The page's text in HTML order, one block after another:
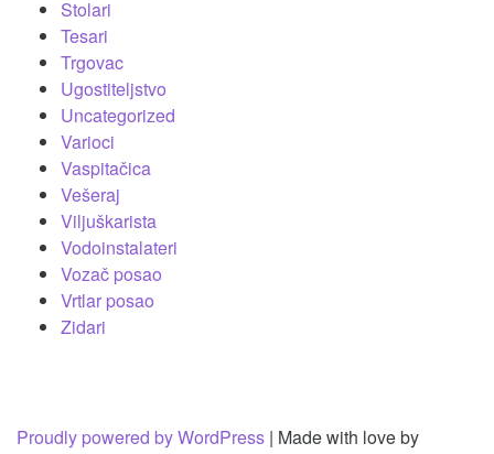
Stolari
Tesari
Trgovac
Ugostiteljstvo
Uncategorized
Varioci
Vaspitačica
Vešeraj
Viljuškarista
Vodoinstalateri
Vozač posao
Vrtlar posao
Zidari
Proudly powered by WordPress | Made with love by